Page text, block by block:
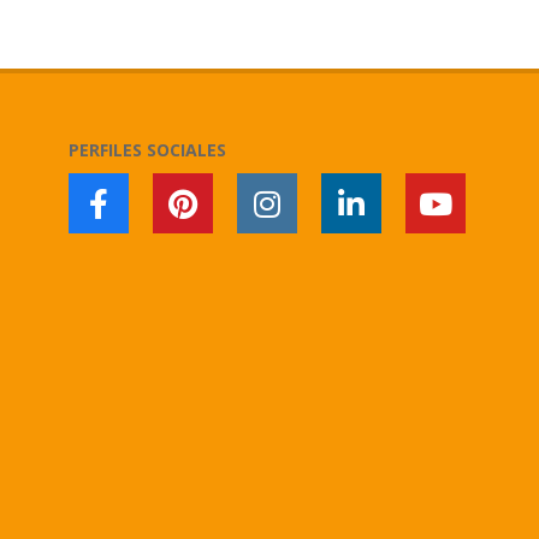
PERFILES SOCIALES